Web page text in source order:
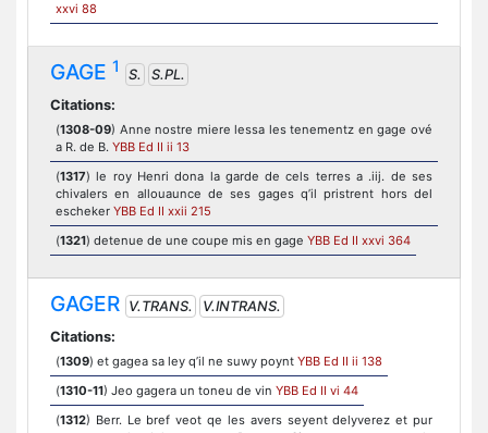
xxvi 88
GAGE 1 S.
S.PL.
Citations:
(1308-09) Anne nostre miere lessa les tenementz en gage ové
a R. de B. YBB Ed II ii 13
(1317) le roy Henri dona la garde de cels terres a .iij. de ses
chivalers en allouaunce de ses gages q’il pristrent hors del
escheker YBB Ed II xxii 215
(1321) detenue de une coupe mis en gage YBB Ed II xxvi 364
GAGER V.TRANS.
V.INTRANS.
Citations:
(1309) et gagea sa ley q’il ne suwy poynt YBB Ed II ii 138
(1310-11) Jeo gagera un toneu de vin YBB Ed II vi 44
(1312) Berr. Le bref veot qe les avers seyent delyverez et pur